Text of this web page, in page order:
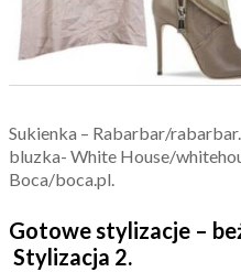
Sukienka – Rabarbar/
bluzka- White House/
Boca/boca.pl.
Gotowe stylizacje –
Stylizacja 2.